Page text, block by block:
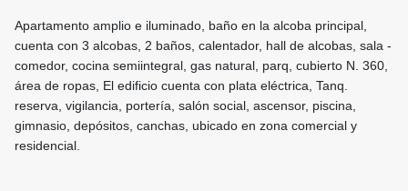
Apartamento amplio e iluminado, baño en la alcoba principal,
cuenta con 3 alcobas, 2 baños, calentador, hall de alcobas, sala -
comedor, cocina semiintegral, gas natural, parq, cubierto N. 360,
área de ropas, El edificio cuenta con plata eléctrica, Tanq.
reserva, vigilancia, portería, salón social, ascensor, piscina,
gimnasio, depósitos, canchas, ubicado en zona comercial y
residencial.